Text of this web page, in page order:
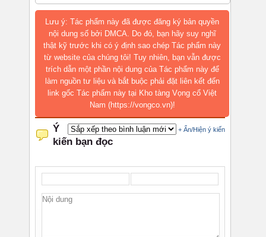
Lưu ý: Tác phẩm này đã được đăng ký bản quyền
nội dung số bởi DMCA. Do đó, bạn hãy suy nghĩ
thật kỹ trước khi có ý định sao chép Tác phẩm này
từ website của chúng tôi! Tuy nhiên, bạn vẫn được
trích dẫn một phần nội dung của Tác phẩm này để
làm nguồn tư liệu và bắt buộc phải đặt liên kết đến
link gốc Tác phẩm này tại Kho tàng Vọng cổ Việt
Nam (https://vongco.vn)!